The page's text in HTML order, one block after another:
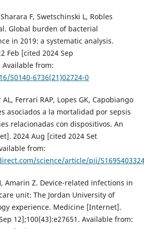
F, Swetschinski L, Robles
Global burden of bacterial
in 2019: a systematic analysis.
Feb [cited 2024 Sep
Available from:
S0140-6736(21)02724-0
Ferrari RAP, Lopes GK, Capobiango
asociados a la mortalidad por sepsis
relacionadas con dispositivos. An
2024 Aug [cited 2024 Set
from:
science/article/pii/
Amarin Z. Device-related infections in
unit: The Jordan University of
experience. Medicine [Internet].
12];100(43):e27651. Available from: